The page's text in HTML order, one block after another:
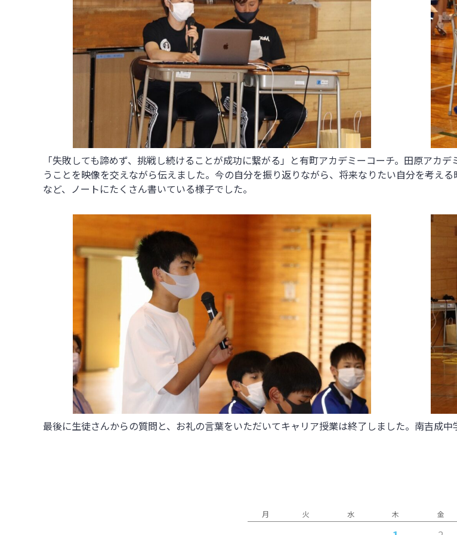
「失敗しても諦めず、挑戦し続けることが成功に繋がる」と有町アカデミーコーチ。田原アカ
うことを映像を交えながら伝えました。今の自分を振り返りながら、将来なりたい自分を考え
など、ノートにたくさん書いている様子でした。
最後に生徒さんからの質問と、お礼の言葉をいただいてキャリア授業は終了しました。南吉成中
月 火 水 木 金